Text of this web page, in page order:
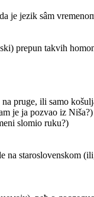
je jezik sâm
prepun takvih
pruge, ili samo
je ja pozvao iz Niša?)
slomio ruku?)
na staroslovenskom